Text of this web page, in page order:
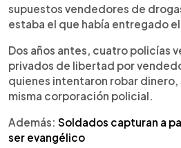
supuestos vendedores de
estaba el que había entregado
Dos años antes, cuatro policías
privados de libertad por
quienes intentaron robar dinero,
misma corporación policial.
Además: Soldados capturan a
ser evangélico